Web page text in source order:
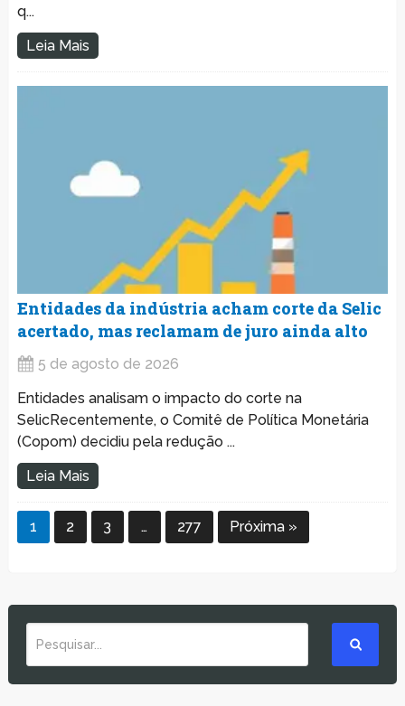
q...
Leia Mais
Entidades da indústria acham corte da Selic
acertado, mas reclamam de juro ainda alto
5 de agosto de 2026
Entidades analisam o impacto do corte na
SelicRecentemente, o Comitê de Política Monetária
(Copom) decidiu pela redução ...
Leia Mais
1 2 3 … 277 Próxima »